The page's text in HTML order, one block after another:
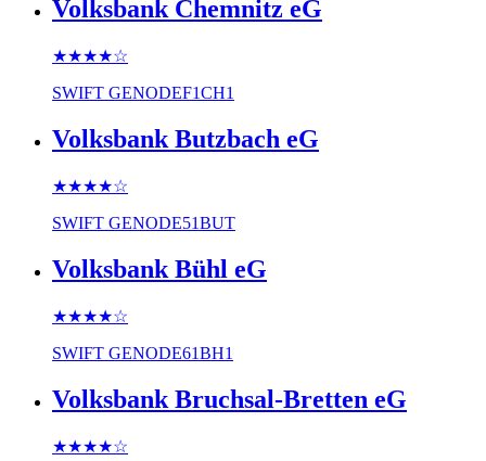
Volksbank Chemnitz eG
★★★★☆
SWIFT GENODEF1CH1
Volksbank Butzbach eG
★★★★☆
SWIFT GENODE51BUT
Volksbank Bühl eG
★★★★☆
SWIFT GENODE61BH1
Volksbank Bruchsal-Bretten eG
★★★★☆